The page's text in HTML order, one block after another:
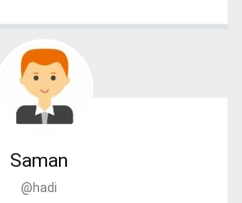
Saman
@hadi